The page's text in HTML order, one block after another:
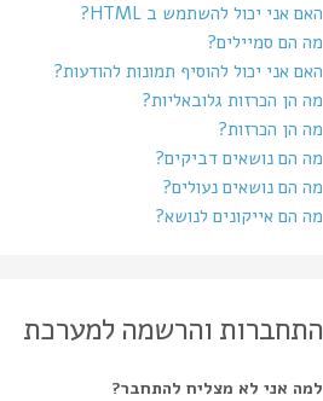
האם אני יכול להשתמש ב HTML?
מה הם סמיילים?
האם אני יכול להוסיף תמונות להודעות?
מה הן הכרזות גלובאליות?
מה הן הכרזות?
מה הם נושאים דביקים?
מה הם נושאים נעולים?
מה הם אייקונים לנושא?
התחברות והרשמה למערכת
למה אני לא מצליח להתחבר?